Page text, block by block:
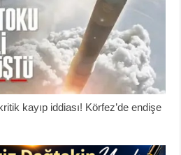
kayıp iddiası! Körfez’de endişe